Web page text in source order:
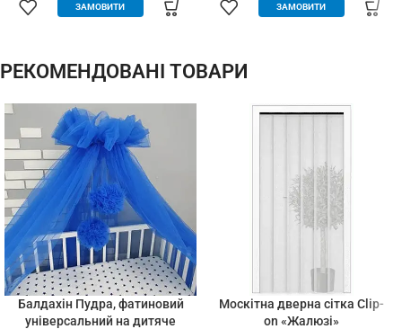
дешевше аналогів за явних
які форми та розміри:
трикутник, трапеція - проста в
потрібний)
ЗАМОВИТИ ЗАМОВИТИ
РЕКОМЕНДОВАНІ ТОВАРИ
Балдахін Пудра, фатиновий
універсальний на дитяче
Москітна дверна сітка Clip-
on «Жалюзі»